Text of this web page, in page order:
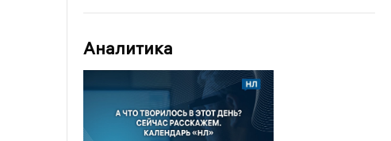
Аналитика